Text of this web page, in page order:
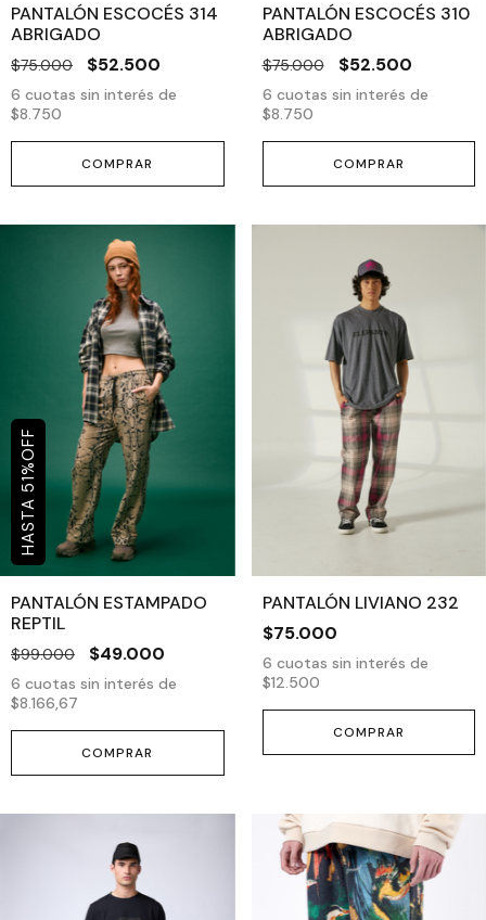
PANTALÓN ESCOCÉS 314
ABRIGADO
$75.000 $52.500
6 cuotas sin interés de
$8.750
COMPRAR
PANTALÓN ESCOCÉS 310
ABRIGADO
$75.000 $52.500
6 cuotas sin interés de
$8.750
COMPRAR
51
%
OFF
PANTALÓN ESTAMPADO
REPTIL
$99.000 $49.000
6 cuotas sin interés de
$8.166,67
COMPRAR
PANTALÓN LIVIANO 232
$75.000
6 cuotas sin interés de
$12.500
COMPRAR